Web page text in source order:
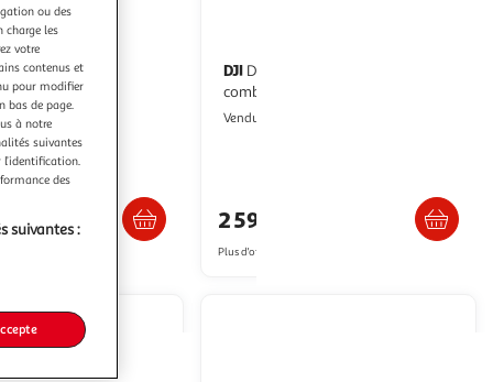
(goggles
dès 1/2 semaines
DJI
combo(rc 2)
Vendu par
2 599,00€
Plus d'offres à partir de
ou des
charge les
votre
contenus et
pour modifier
bas de page.
à notre
suivantes
des
suivantes :